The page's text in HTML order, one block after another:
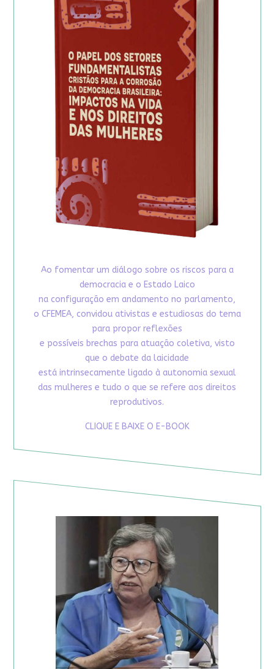
Ao fomentar um diálogo sobre os riscos para a
democracia e o Estado Laico
na configuração em andamento no parlamento,
o CFEMEA, convidou ativistas e estudiosas do tema
para propor reflexões
e possíveis brechas para atuação coletiva, visto
que o debate da laicidade
está intrinsecamente ligado à autonomia sexual
das mulheres e tudo o que se refere aos direitos
reprodutivos.
CLIQUE E BAIXE O E-BOOK